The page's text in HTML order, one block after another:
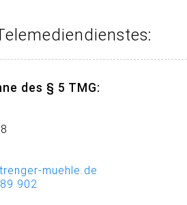
des § 5 TMG:
muehle.de
902